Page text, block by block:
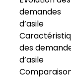
demandes
d’asile
des
d’asile